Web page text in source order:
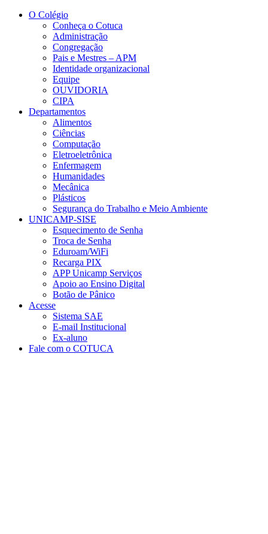
Conteúdo principal
O Colégio
Conheça o Cotuca
Administração
Congregação
Pais e Mestres – APM
Identidade organizacional
Equipe
OUVIDORIA
CIPA
Departamentos
Alimentos
Ciências
Computação
Eletroeletrônica
Enfermagem
Humanidades
Mecânica
Plásticos
Segurança do Trabalho e Meio Ambiente
UNICAMP-SISE
Esquecimento de Senha
Troca de Senha
Eduroam/WiFi
Recarga PIX
APP Unicamp Serviços
Apoio ao Ensino Digital
Botão de Pânico
Acesse
Sistema SAE
E-mail Institucional
Ex-aluno
Fale com o COTUCA